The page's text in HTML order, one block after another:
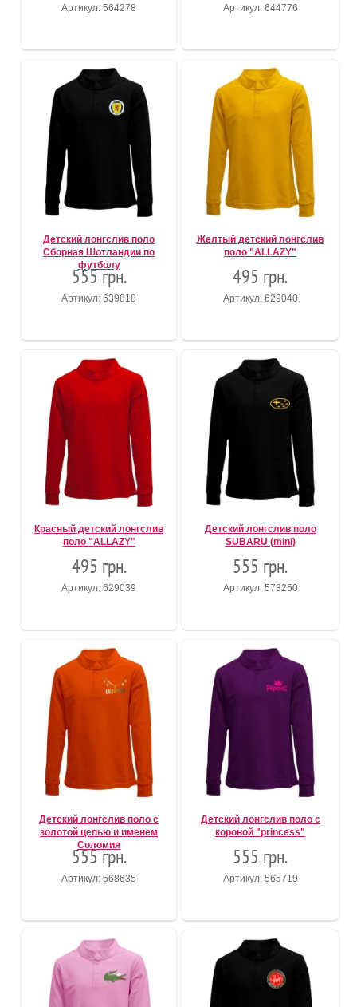
Артикул: 564278 Артикул: 644776
Детский лонгслив поло
Сборная Шотландии по
футболу
555 грн.
Артикул: 639818
Желтый детский лонгслив
поло "ALLAZY"
495 грн.
Артикул: 629040
Красный детский лонгслив
поло "ALLAZY"
495 грн.
Артикул: 629039
Детский лонгслив поло
SUBARU (mini)
555 грн.
Артикул: 573250
Детский лонгслив поло с
золотой цепью и именем
Соломия
555 грн.
Артикул: 568635
Детский лонгслив поло с
короной "princess"
555 грн.
Артикул: 565719